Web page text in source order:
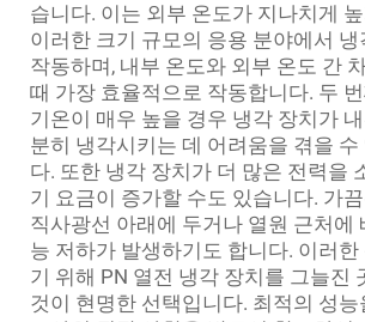
습니다. 이는 외부 온도가 지나치게
이러한 크기 규모의 응용 분야에서
작동하며, 내부 온도와 외부 온도 간
때 가장 효율적으로 작동합니다. 두
기온이 매우 높을 경우 냉각 장치가
분히 냉각시키는 데 어려움을 겪을 수
다. 또한 냉각 장치가 더 많은 전력을
기 요금이 증가할 수도 있습니다. 가
직사광선 아래에 두거나 열원 근처에
능 저하가 발생하기도 합니다. 이러
기 위해 PN 열전 냉각 장치를 그늘진
것이 현명한 선택입니다. 최적의 성능